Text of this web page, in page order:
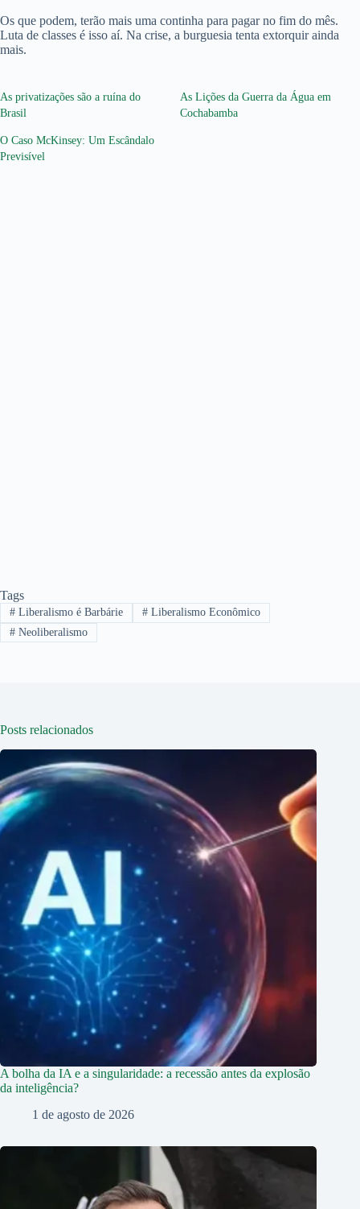
Os que podem, terão mais uma continha para pagar no fim do mês.
Luta de classes é isso aí. Na crise, a burguesia tenta extorquir ainda
mais.
As privatizações são a ruína do
Brasil
As Lições da Guerra da Água em
Cochabamba
O Caso McKinsey: Um Escândalo
Previsível
Tags
#Liberalismo é Barbárie #Liberalismo Econômico
#Neoliberalismo
Posts relacionados
A bolha da IA e a singularidade: a recessão antes da explosão
da inteligência?
1 de agosto de 2026